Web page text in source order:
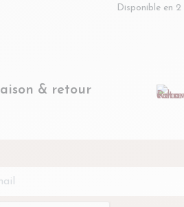
Disponible en 2
& retour